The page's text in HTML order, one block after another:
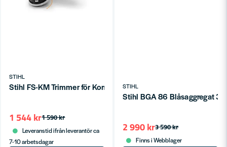
STIHL
Stihl FS-KM Trimmer för Kombimaskiner KM/KMA
1 590 kr
1 544 kr
Leveranstid ifrån leverantör ca
7-10 arbetsdagar
STIHL
Stihl BGA 86 Blåsaggregat
3 590 kr
2 990 kr
Finns i Webblager